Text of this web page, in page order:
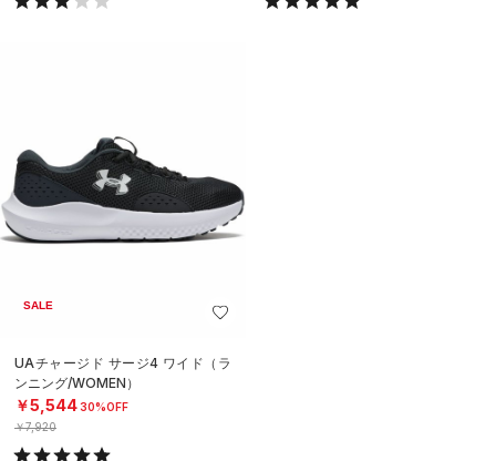
SALE
UAチャージド サージ4 ワイド（ラ
ンニング/WOMEN）
￥5,54430%OFF
￥7,920